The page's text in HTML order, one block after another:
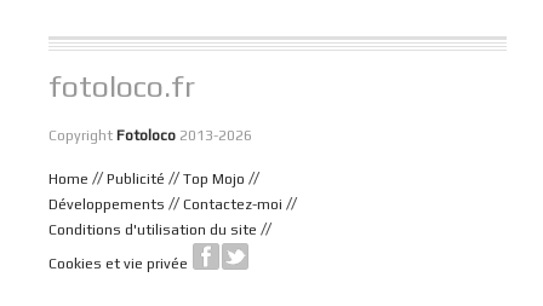
fotoloco.fr
Copyright Fotoloco 2013-2026
Home // Publicité // Top Mojo //
Développements // Contactez-moi //
Conditions d'utilisation du site //
Cookies et vie privée